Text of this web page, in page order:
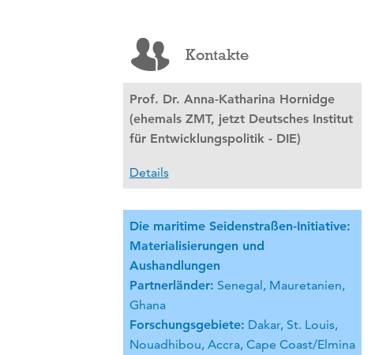
Kontakte
Prof. Dr. Anna-Katharina Hornidge
(ehemals ZMT, jetzt Deutsches Institut
für Entwicklungspolitik - DIE)
Details
Die maritime Seidenstraßen-Initiative:
Materialisierungen und
Aushandlungen
Partnerländer: Senegal, Mauretanien,
Ghana
Forschungsgebiete: Dakar, St. Louis,
Nouadhibou, Accra, Cape Coast/Elmina